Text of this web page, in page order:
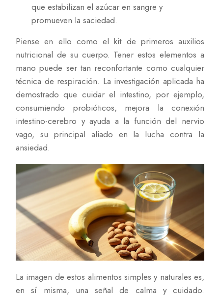
que estabilizan el azúcar en sangre y
promueven la saciedad.
Piense en ello como el kit de primeros auxilios
nutricional de su cuerpo. Tener estos elementos a
mano puede ser tan reconfortante como cualquier
técnica de respiración. La investigación aplicada ha
demostrado que cuidar el intestino, por ejemplo,
consumiendo probióticos, mejora la conexión
intestino-cerebro y ayuda a la función del nervio
vago, su principal aliado en la lucha contra la
ansiedad.
La imagen de estos alimentos simples y naturales es,
en sí misma, una señal de calma y cuidado.